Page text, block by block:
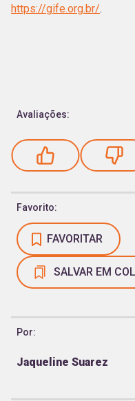
https://gife.org.br/.
Avaliações:
Favorito:
FAVORITAR
SALVAR EM
Por:
Jaqueline Suarez